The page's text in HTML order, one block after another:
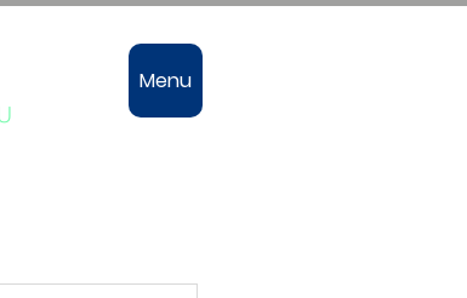
Menu